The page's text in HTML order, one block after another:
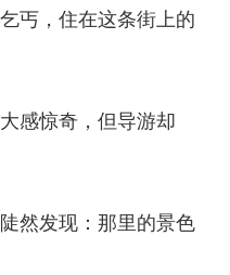
丐，住在这条街上的
感惊奇，但导游却
然发现：那里的景色